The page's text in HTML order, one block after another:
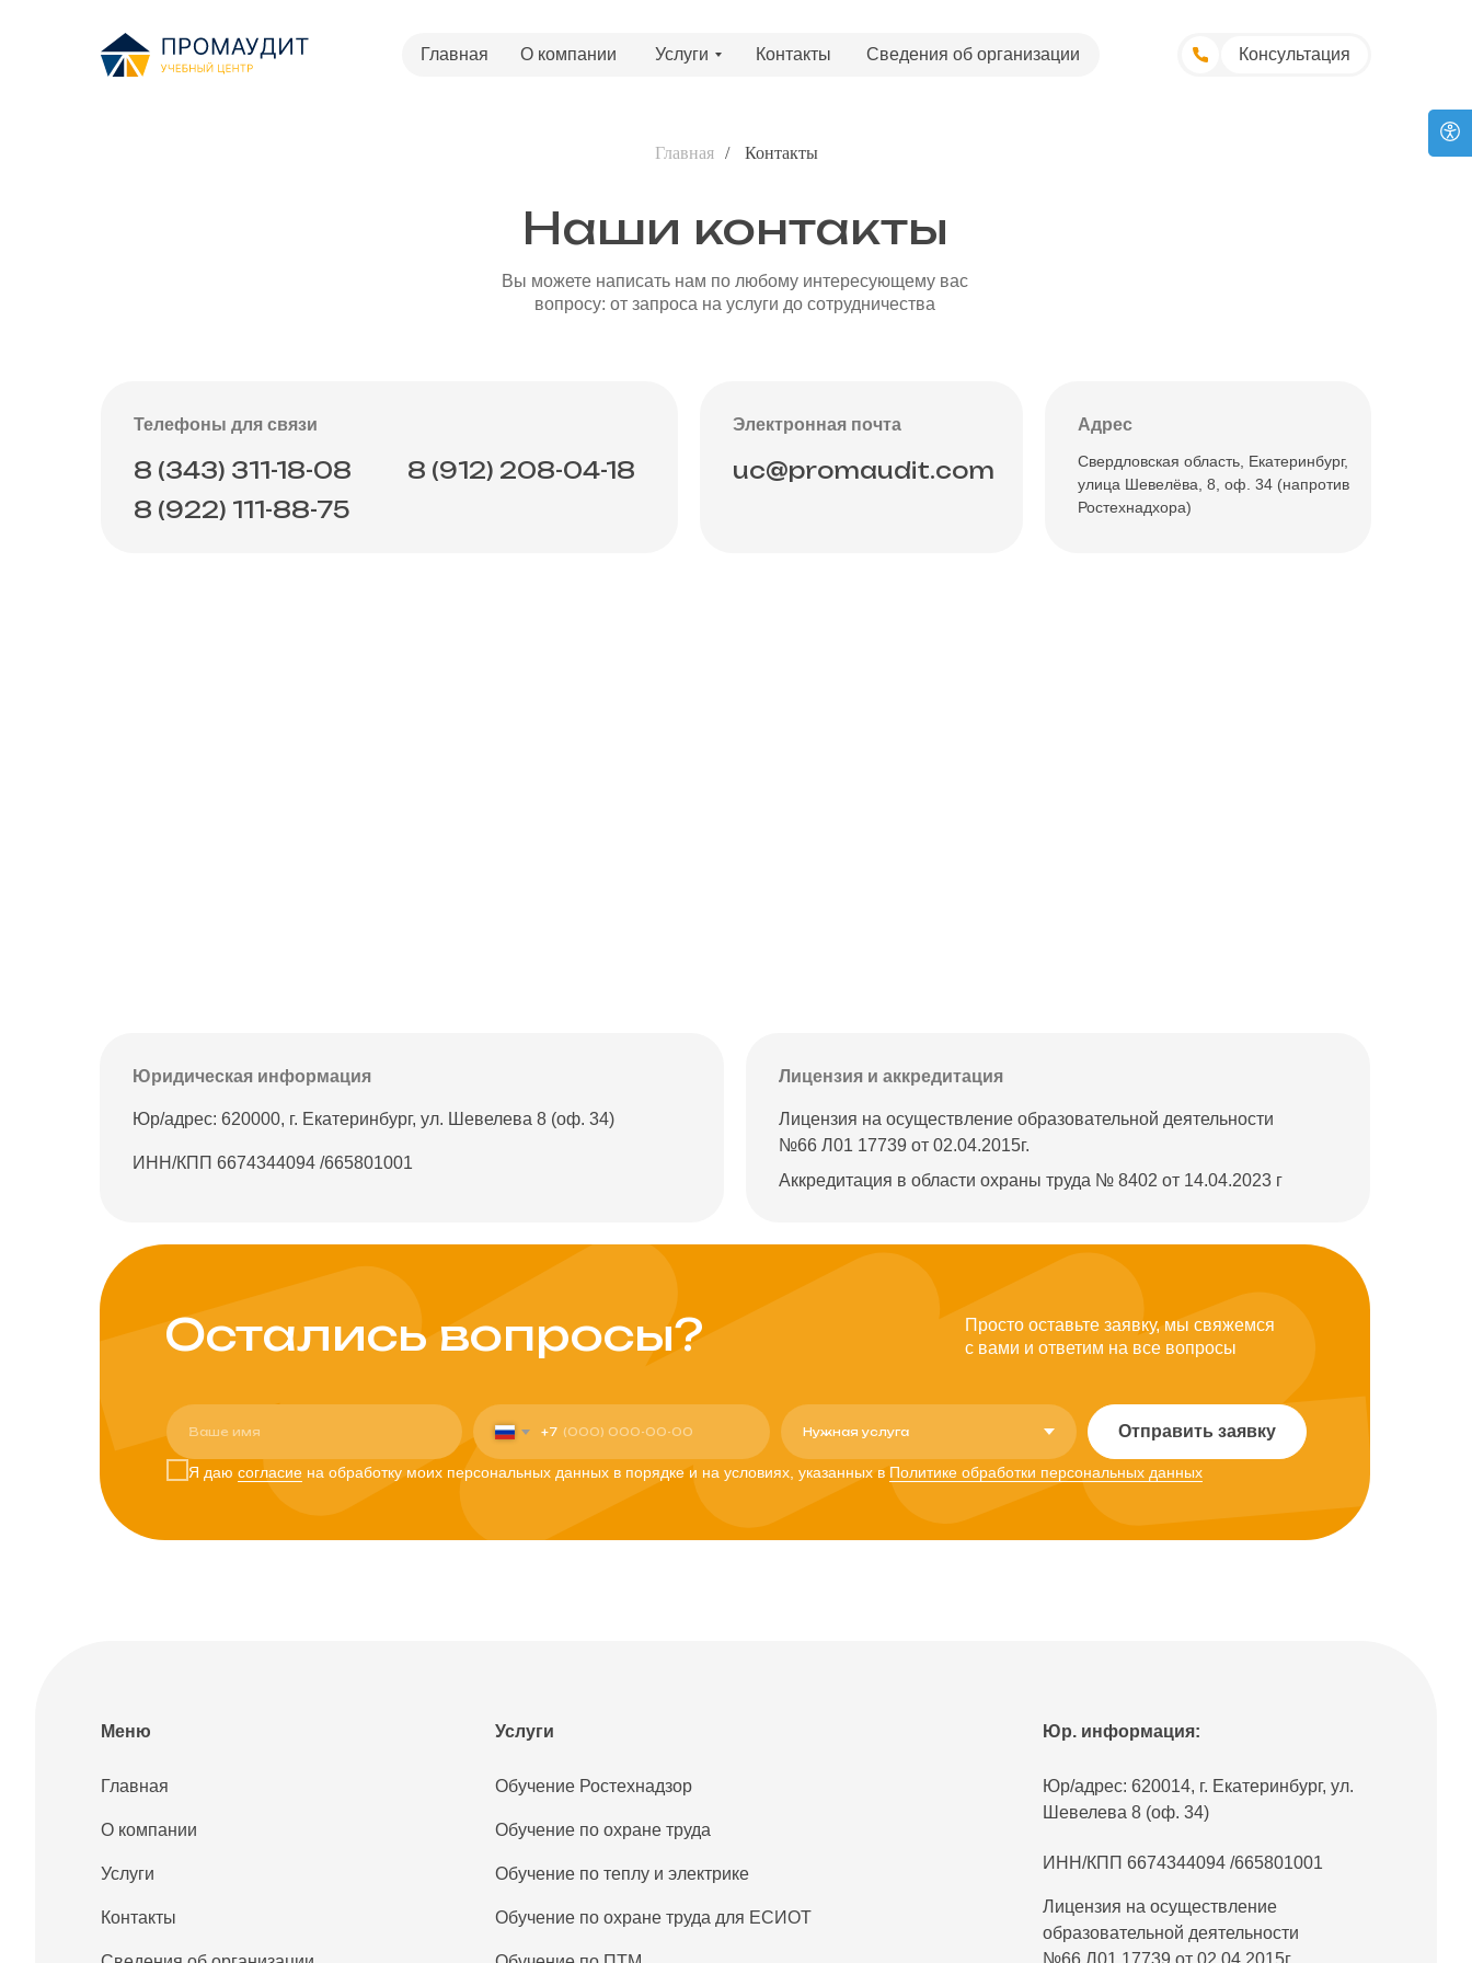
Главная О компании Услуги Контакты Сведения об организации Консультация
Главная / Контакты
Наши контакты
Вы можете написать нам по любому интересующему вас
вопросу: от запроса на услуги до сотрудничества
Телефоны для связи
8 (343) 311-18-08
8 (922) 111-88-75
8 (912) 208-04-18
Электронная почта
uc@promaudit.com
Адрес
Свердловская область, Екатеринбург,
улица Шевелёва, 8, оф. 34 (напротив
Ростехнадхора)
Юридическая информация
Юр/адрес: 620000, г. Екатеринбург, ул. Шевелева 8 (оф. 34)
ИНН/КПП 6674344094 /665801001
Остались вопросы?
Просто оставьте заявку, мы свяжемся
с вами и ответим на все вопросы
Лицензия и аккредитация
Лицензия на осуществление образовательной деятельности
№66 Л01 17739 от 02.04.2015г.
Аккредитация в области охраны труда № 8402 от 14.04.2023 г
+7
Я даю согласие на обработку моих персональных данных в порядке и на условиях, указанных вПолитике обработки персональных данных
Отправить заявку
Меню
Главная
О компании
Услуги
Контакты
Услуги
Обучение Ростехнадзор
Обучение по охране труда
Обучение по теплу и электрике
Обучение по охране труда для ЕСИОТ
Юр. информация:
Юр/адрес: 620014, г. Екатеринбург, ул.
Шевелева 8 (оф. 34)
ИНН/КПП 6674344094 /665801001
Лицензия на осуществление
образовательной деятельности